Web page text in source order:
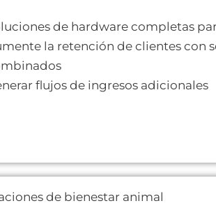
de hardware completas
la retención de clientes con
flujos de ingresos adicionales
de bienestar animal